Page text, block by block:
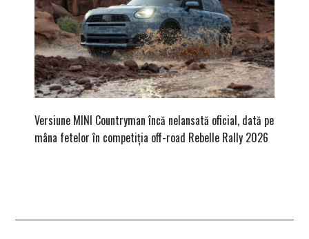
Versiune MINI Countryman încă nelansată oficial, dată pe
mâna fetelor în competiția off-road Rebelle Rally 2026